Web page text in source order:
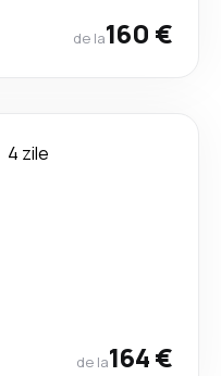
de la160 €
4 zile
de la164 €